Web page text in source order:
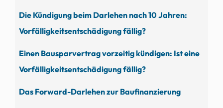
Die Kündigung beim Darlehen nach 10 Jahren:
Vorfälligkeitsentschädigung fällig?
Einen Bausparvertrag vorzeitig kündigen: Ist eine
Vorfälligkeitsentschädigung fällig?
Das Forward-Darlehen zur Baufinanzierung